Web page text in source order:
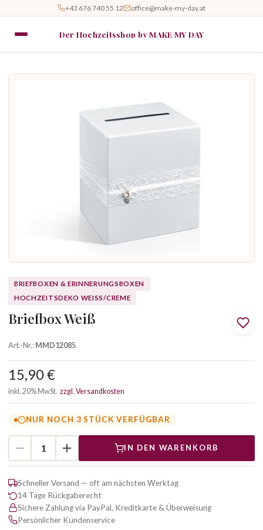
+43 676 740 55 12 office@make-my-day.at
Der Hochzeitsshop by MAKE MY DAY
BRIEFBOXEN & ERINNERUNGSBOXEN
HOCHZEITSDEKO WEISS/CREME
Briefbox Weiß
Art.-Nr.:MMD12085
15,90 €
inkl. 20% MwSt. zzgl. Versandkosten
NUR NOCH 3 STÜCK VERFÜGBAR
IN DEN WARENKORB
Schneller Versand — oft am nächsten Werktag
14 Tage Rückgaberecht
Sichere Zahlung via PayPal, Kreditkarte & Überweisung
Persönlicher Kundenservice